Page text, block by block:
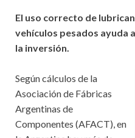
El uso correcto de
vehículos pesados ayuda
la inversión.
Según cálculos de la
Asociación de Fábricas
Argentinas de
Componentes (AFACT), en